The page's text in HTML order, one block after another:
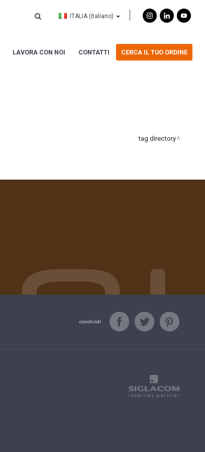
ITALIA (italiano)
LAVORA CON NOI CONTATTI CERCA IL TUO ORDINE
tag directory
condividi